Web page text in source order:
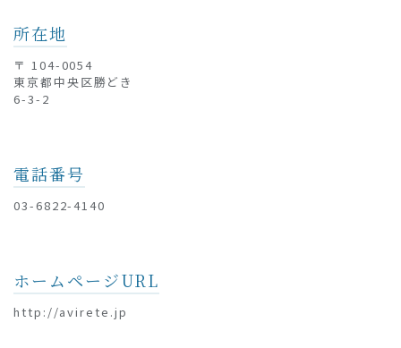
所在地
〒 104-0054
東京都中央区勝どき
6-3-2
電話番号
03-6822-4140
ホームページURL
http://avirete.jp